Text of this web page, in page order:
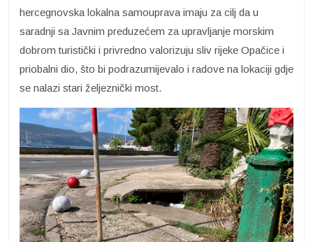
hercegnovska lokalna samouprava imaju za cilj da u
saradnji sa Javnim preduzećem za upravljanje morskim
dobrom turistički i privredno valorizuju sliv rijeke Opačice i
priobalni dio, što bi podrazumijevalo i radove na lokaciji gdje
se nalazi stari željeznički most.